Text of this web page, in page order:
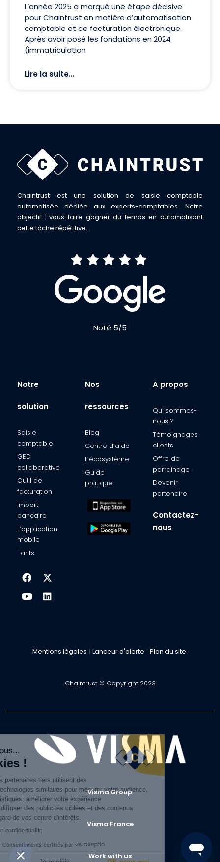
L’année 2025 a marqué une étape décisive
pour Chaintrust en matière d’automatisation
comptable et de facturation électronique.
Après avoir posé les fondations en 2024
(immatriculation
Lire la suite...
Chaintrust est une solution de saisie comptable
automatisée dédiée aux experts-comptables. Notre
objectif : vous faire gagner du temps en automatisant
cette tâche répétitive.
Noté 5/5
Notre
solution
Saisie
comptable​
GED
collaborative
Outil de
facturation​
Import
bancaire​
L’application
mobile​
Tarifs
Nos
ressources
Blog
Centre d’aide​
L’écosystème​
Guide
pratique
A propos
Qui sommes-
nous ?​
Témoignages
clients​
Offre de
parrainage
Devenir
partenaire​
Contactez-
nous
Mentions légales | Lanceur d'alerte | Plan du site
Chaintrust © Copyright 2023
Visma Group.
Visma France
Work with us